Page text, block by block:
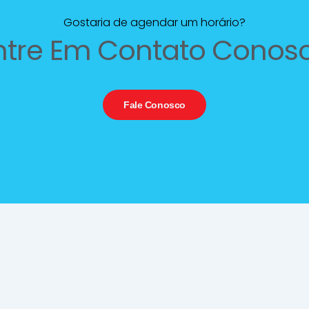
Gostaria de agendar um horário?
Em Contato
Fale Conosco